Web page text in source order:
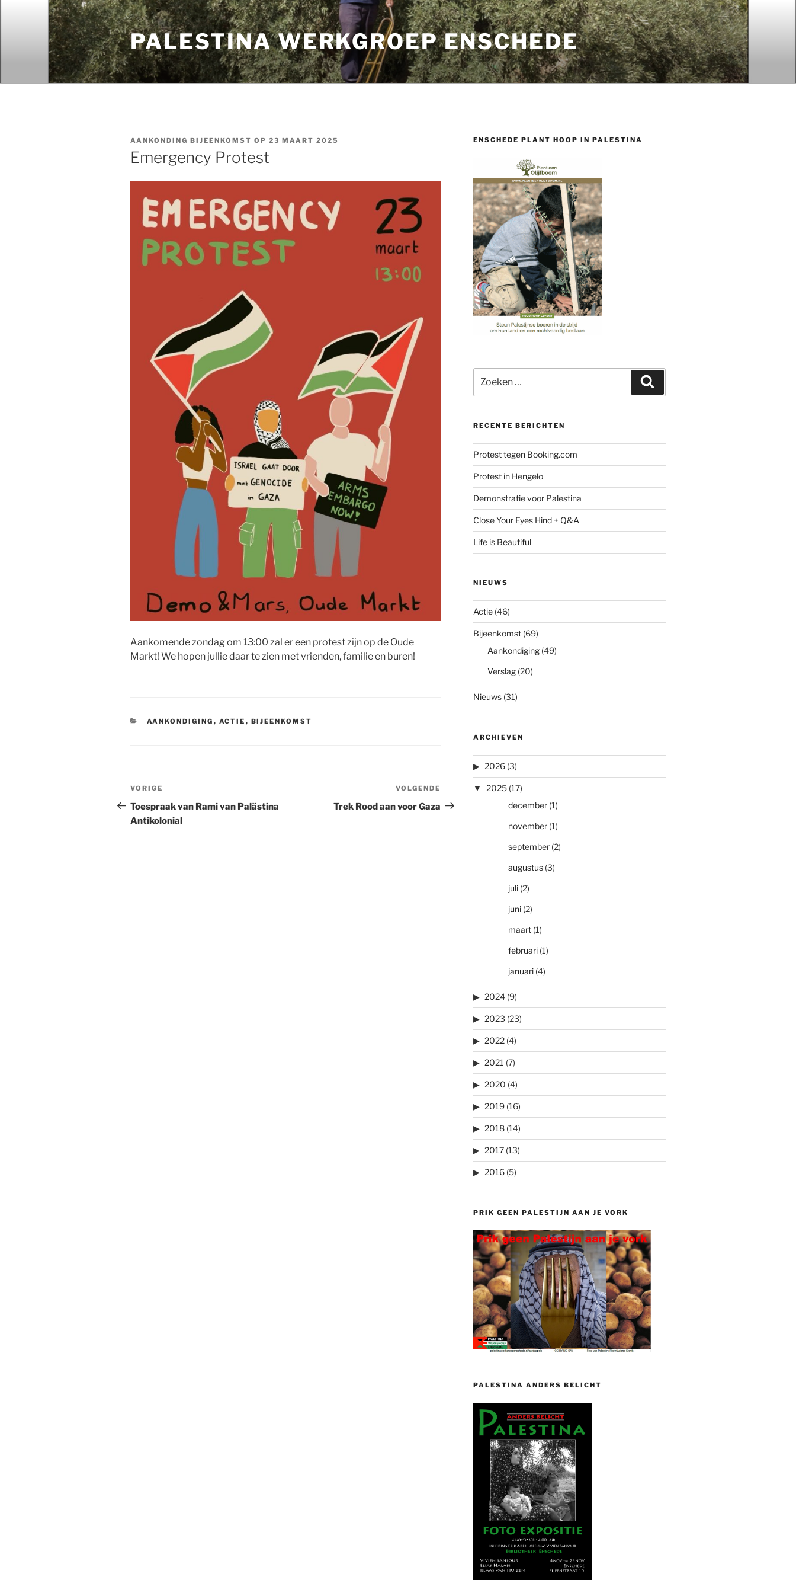
PALESTINA WERKGROEP ENSCHEDE
AANKONDING BIJEENKOMST OP 23 MAART 2025
Emergency Protest
Aankomende zondag om 13:00 zal er een protest zijn op de Oude
Markt! We hopen jullie daar te zien met vrienden, familie en buren!
CATEGORIEËN
AANKONDIGING , ACTIE , BIJEENKOMST
Bericht
navigatie
Vorig
bericht
VORIGE
Toespraak van Rami van Palästina
Antikolonial
Volgend
bericht
VOLGENDE
Trek Rood aan voor Gaza
ENSCHEDE PLANT HOOP IN PALESTINA
naar:
RECENTE BERICHTEN
Protest tegen Booking.com
Protest in Hengelo
Demonstratie voor Palestina
Close Your Eyes Hind + Q&A
Life is Beautiful
NIEUWS
Actie(46)
Bijeenkomst(69)
Aankondiging(49)
Verslag(20)
Nieuws(31)
ARCHIEVEN
2026(3)
2025(17)
december(1)
november(1)
september(2)
augustus(3)
juli(2)
juni(2)
maart(1)
februari(1)
januari(4)
2024(9)
2023 (23)
2022(4)
2021 (7)
2020 (4)
2019(16)
2018(14)
2017(13)
2016(5)
PRIK GEEN PALESTIJN AAN JE VORK
PALESTINA ANDERS BELICHT